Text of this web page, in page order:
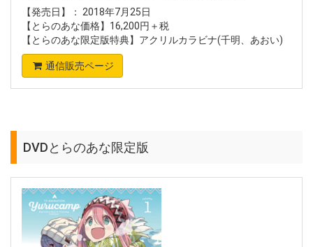
【発売日】： 2018年7月25日
【とらのあな価格】16,200円＋税
【とらのあな限定版特典】アクリルカラビナ(千明、あおい)
通信販売ページ
DVDとらのあな限定版